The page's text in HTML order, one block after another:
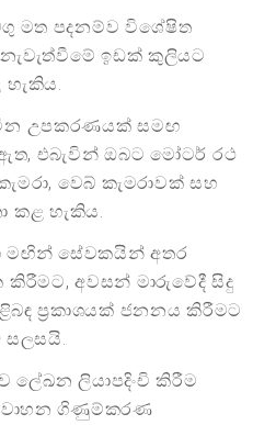
මත පදනම්ව විශේෂිත
ඉඩක් කුලියට
උපකරණයක් සමඟ
එබැවින් ඔබට මෝටර් රථ
වෙබ් කැමරාවක් සහ
කළ හැකිය.
මඟින් සේවකයින් අතර
අවසන් මාරුවේදී සිදු
ප්‍රකාශයක් ජනනය කිරීමට
සලසයි.
ලේඛන ලියාපදිංචි කිරීම
වාහන ගිණුම්කරණ